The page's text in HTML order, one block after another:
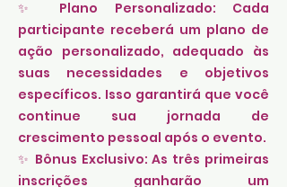
✨ Plano Personalizado: Cada
participante receberá um plano de
ação personalizado, adequado às
suas necessidades e objetivos
específicos. Isso garantirá que você
continue sua jornada de
crescimento pessoal após o evento.
✨ Bônus Exclusivo: As três primeiras
inscrições ganharão um